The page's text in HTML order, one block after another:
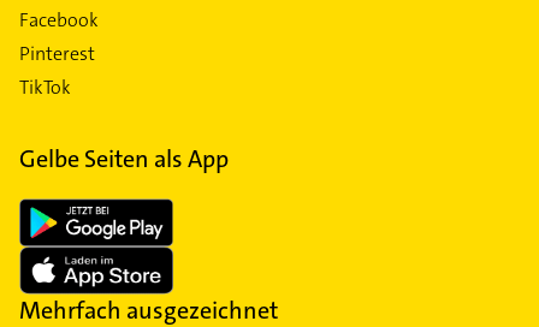
Facebook
Pinterest
TikTok
Gelbe Seiten als App
Mehrfach ausgezeichnet